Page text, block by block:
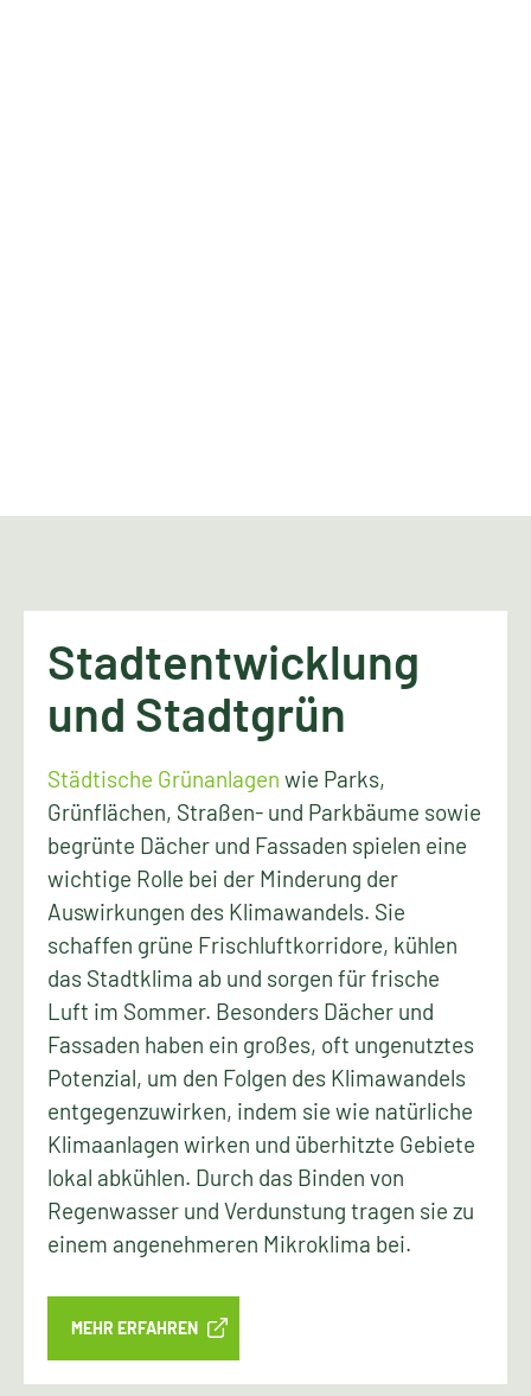
Stadtentwicklung
und Stadtgrün
Städtische Grünanlagenwie Parks,
Grünflächen, Straßen- und Parkbäume sowie
begrünte Dächer und Fassaden spielen eine
wichtige Rolle bei der Minderung der
das Stadtklima ab und sorgen für frische